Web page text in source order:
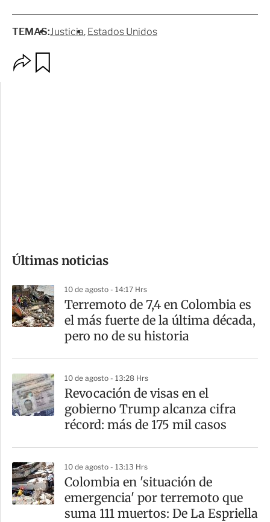
TEMAS:Justicia Estados Unidos
m
a
r
t
Últimas noticias
10 de agosto - 14:17 Hrs
Terremoto de 7,4 en Colombia es
el más fuerte de la última década,
pero no de su historia
10 de agosto - 13:28 Hrs
Revocación de visas en el
gobierno Trump alcanza cifra
récord: más de 175 mil casos
10 de agosto - 13:13 Hrs
Colombia en 'situación de
emergencia' por terremoto que
suma 111 muertos: De La Espriella